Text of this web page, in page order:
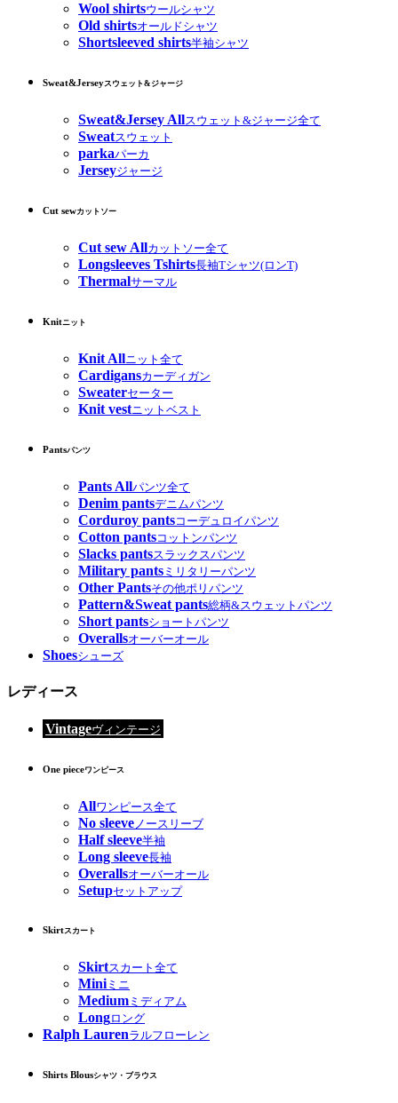
Wool shirtsウールシャツ
Old shirtsオールドシャツ
Shortsleeved shirts半袖シャツ
Sweat&Jerseyスウェット&ジャージ
Sweat&Jersey Allスウェット&ジャージ全て
Sweatスウェット
parkaパーカ
Jerseyジャージ
Cut sewカットソー
Cut sew Allカットソー全て
Longsleeves Tshirts長袖Tシャツ(ロンT)
Thermalサーマル
Knitニット
Knit Allニット全て
Cardigansカーディガン
Sweaterセーター
Knit vestニットベスト
Pantsパンツ
Pants Allパンツ全て
Denim pantsデニムパンツ
Corduroy pantsコーデュロイパンツ
Cotton pantsコットンパンツ
Slacks pantsスラックスパンツ
Military pants ミリタリーパンツ
Other Pantsその他ポリパンツ
Pattern&Sweat pants総柄&スウェットパンツ
Short pantsショートパンツ
Overallsオーバーオール
Shoesシューズ
レディース
Vintageヴィンテージ
One pieceワンピース
Allワンピース全て
No sleeve ノースリーブ
Half sleeve半袖
Long sleeve長袖
Overallsオーバーオール
Setupセットアップ
Skirtスカート
Skirtスカート全て
Miniミニ
Medium ミディアム
Longロング
Ralph Laurenラルフローレン
Shirts Blousシャツ・ブラウス